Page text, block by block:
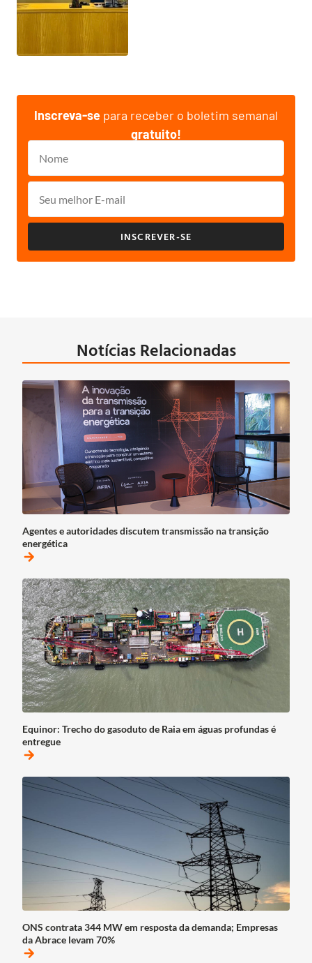
Inscreva-se para receber o boletim semanal
gratuito!
INSCREVER-SE
Notícias Relacionadas
Agentes e autoridades discutem transmissão na transição
energética
arrow_forward
Equinor: Trecho do gasoduto de Raia em águas profundas é
entregue
arrow_forward
ONS contrata 344 MW em resposta da demanda; Empresas
da Abrace levam 70%
arrow_forward